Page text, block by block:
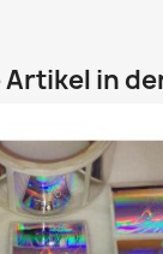
Artikel in